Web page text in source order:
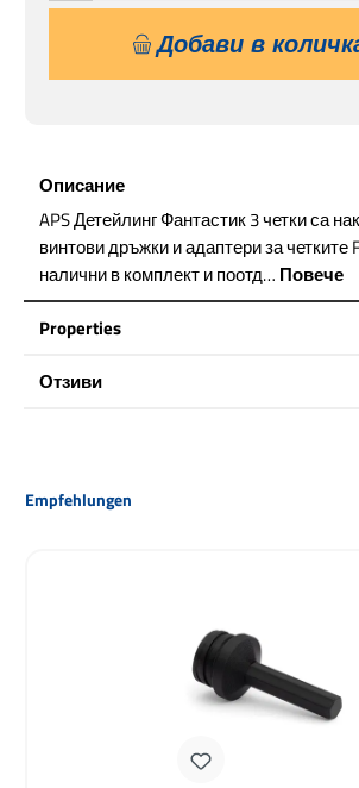
Добави в
Описание
APS Детейлинг Фантастик 3 четки са
винтови дръжки и адаптери за четките
налични в комплект и поотд… Повече
Properties
Отзиви
Пропуснете продуктовата галерия
Empfehlungen